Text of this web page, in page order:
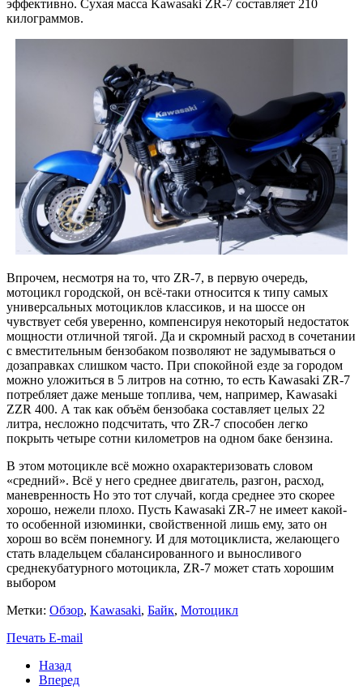
эффективно. Сухая масса Kawasaki ZR-7 составляет 210
килограммов.
Впрочем, несмотря на то, что ZR-7, в первую очередь,
мотоцикл городской, он всё-таки относится к типу самых
универсальных мотоциклов классиков, и на шоссе он
чувствует себя уверенно, компенсируя некоторый недостаток
мощности отличной тягой. Да и скромный расход в сочетании
с вместительным бензобаком позволяют не задумываться о
дозаправках слишком часто. При спокойной езде за городом
можно уложиться в 5 литров на сотню, то есть Kawasaki ZR-7
потребляет даже меньше топлива, чем, например, Kawasaki
ZZR 400. А так как объём бензобака составляет целых 22
литра, несложно подсчитать, что ZR-7 способен легко
покрыть четыре сотни километров на одном баке бензина.
В этом мотоцикле всё можно охарактеризовать словом
«средний». Всё у него среднее двигатель, разгон, расход,
маневренность Но это тот случай, когда среднее это скорее
хорошо, нежели плохо. Пусть Kawasaki ZR-7 не имеет какой-
то особенной изюминки, свойственной лишь ему, зато он
хорош во всём понемногу. И для мотоциклиста, желающего
стать владельцем сбалансированного и выносливого
среднекубатурного мотоцикла, ZR-7 может стать хорошим
выбором
Метки: Обзор, Kawasaki, Байк, Мотоцикл
Печать E-mail
Назад
Вперед